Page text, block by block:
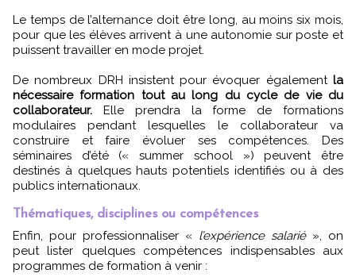
Le temps de l’alternance doit être long, au moins six mois,
pour que les élèves arrivent à une autonomie sur poste et
puissent travailler en mode projet.
De nombreux DRH insistent pour évoquer également la
nécessaire formation tout au long du cycle de vie du
collaborateur. Elle prendra la forme de formations
modulaires pendant lesquelles le collaborateur va
construire et faire évoluer ses compétences. Des
séminaires d’été (« summer school ») peuvent être
destinés à quelques hauts potentiels identifiés ou à des
publics internationaux.
Thématiques, disciplines ou compétences
Enfin, pour professionnaliser « l’expérience salarié», on
peut lister quelques compétences indispensables aux
programmes de formation à venir :